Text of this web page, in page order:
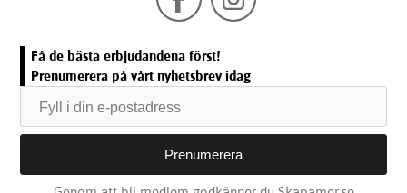
Få de bästa erbjudandena först!
Prenumerera på vårt nyhetsbrev idag